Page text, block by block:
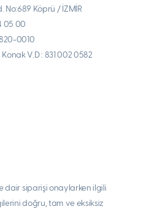
No:689 Köprü / İZMİR
05 00
0010
V.D : 831 002 0582
dair siparişi onaylarken ilgili
doğru, tam ve eksiksiz